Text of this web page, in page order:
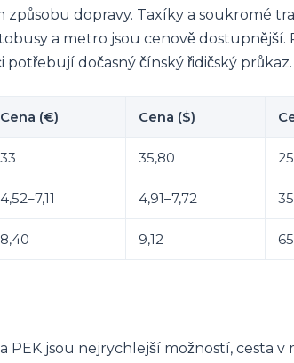
způsobu dopravy. Taxíky a soukromé
a metro jsou cenově
potřebují dočasný čínský řidičský průkaz.
Cena (€) Cena ($)
33 35,80
4,52–7,11 4,91–7,72
8,40 9,12 65
PEK jsou nejrychlejší možností, cesta